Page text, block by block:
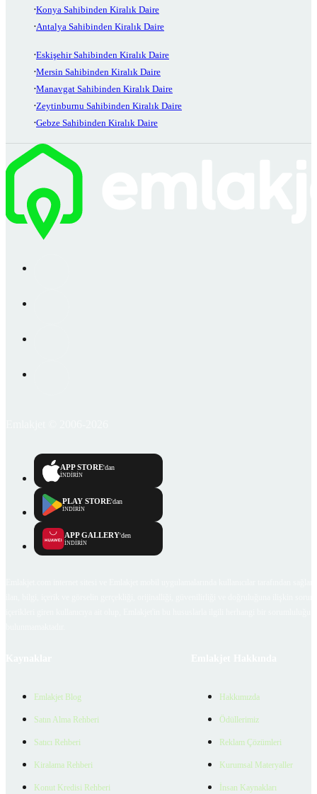
Konya Sahibinden Kiralık Daire
Antalya Sahibinden Kiralık Daire
Eskişehir Sahibinden Kiralık Daire
Mersin Sahibinden Kiralık Daire
Manavgat Sahibinden Kiralık Daire
Zeytinburnu Sahibinden Kiralık Daire
Gebze Sahibinden Kiralık Daire
APP STORE'dan
İNDİRİN
PLAY STORE'dan
İNDİRİN
APP GALLERY'den
İNDİRİN
Emlakjet Blog
Satın Alma Rehberi
Satıcı Rehberi
Kiralama Rehberi
Konut Kredisi Rehberi
Hakkımızda
Ödüllerimiz
Reklam Çözümleri
Kurumsal Materyaller
İnsan Kaynakları